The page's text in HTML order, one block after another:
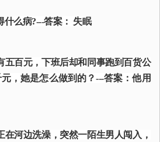
什么病?---答案： 失眠
五百元，下班后却和同事跑到百货公
，她是怎么做到的？---答案：他用
在河边洗澡，突然一陌生男人闯入，